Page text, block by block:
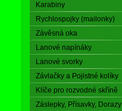
Karabiny
Rychlospojky (mailonky)
Závěsná oka
Lanové napínáky
Lanové svorky
Závlačky a Pojistné kolíky
Klíče pro rozvodné skříně
Záslepky, Přísavky, Dorazy